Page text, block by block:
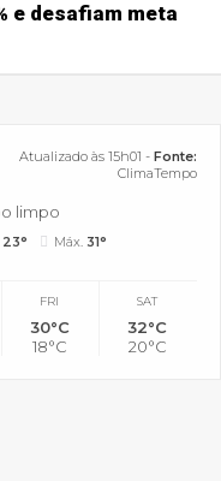
e desafiam meta
Atualizado às 15h01 - Fonte:
ClimaTempo
limpo
23° Máx. 31°
FRI
30°C
18°C
SAT
32°C
20°C